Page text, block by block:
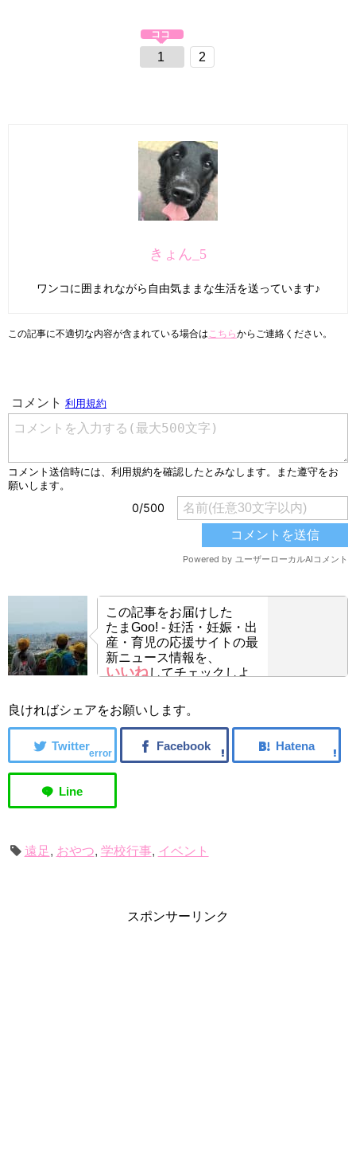
1 2
きょん_5
ワンコに囲まれながら自由気ままな生活を送っています♪
この記事に不適切な内容が含まれている場合はこちらからご連絡ください。
この記事をお届けした
たまGoo! - 妊活・妊娠・出
産・育児の応援サイトの最
新ニュース情報を、
いいねしてチェックしよ
良ければシェアをお願いします。
error
遠足, おやつ, 学校行事, イベント
スポンサーリンク